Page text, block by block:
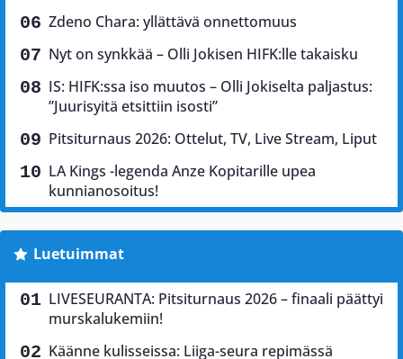
Zdeno Chara: yllättävä onnettomuus
Nyt on synkkää – Olli Jokisen HIFK:lle takaisku
IS: HIFK:ssa iso muutos – Olli Jokiselta paljastus:
”Juurisyitä etsittiin isosti”
Pitsiturnaus 2026: Ottelut, TV, Live Stream, Liput
LA Kings -legenda Anze Kopitarille upea
kunnianosoitus!
Luetuimmat
LIVESEURANTA: Pitsiturnaus 2026 – finaali päättyi
murskalukemiin!
Käänne kulisseissa: Liiga-seura repimässä